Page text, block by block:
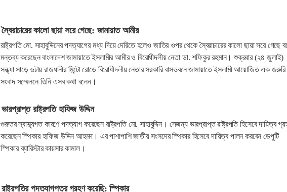
স্বৈরাচারের কালো ছায়া সরে গেছে: জামায়াত আমীর
রাষ্ট্রপতি মো. সাহাবুদ্দিনের পদত্যাগের মধ্য দিয়ে দেরিতে হলেও জাতির ওপর থেকে স্বৈরাচারের কালো ছায়া সরে গেছে
মন্তব্য করেছেন বাংলাদেশ জামায়াতে ইসলামীর আমীর ও বিরোধীদলীয় নেতা ডা. শফিকুর রহমান। শুক্রবার (২৪ জুলাই)
সন্ধ্যা সাড়ে ৬টায় রাজধানীর মিন্টো রোডে বিরোধীদলীয় নেতার সরকারি বাসভবনে জামায়াতে ইসলামী আয়োজিত এক জরুরি
সংবাদ সম্মেলনে তিনি এসব কথা বলেন।
ভারপ্রাপ্ত রাষ্ট্রপতি হাফিজ উদ্দিন
গুরুতর স্বাস্থ্যগত কারণে পদত্যাগ করেছেন রাষ্ট্রপতি মো. সাহাবুদ্দিন। সেজন্য ভারপ্রাপ্ত রাষ্ট্রপতি হিসেবে দায়িত্ব
করেছেন স্পিকার হাফিজ উদ্দিন আহমদ। এর পাশাপাশি জাতীয় সংসদের স্পিকার হিসেবে দায়িত্ব পালন করবেন ডেপুটি
স্পিকার ব্যারিস্টার কায়সার কামাল।
রাষ্ট্রপতির পদত্যাগপত্র গ্রহণ করেছি: স্পিকার